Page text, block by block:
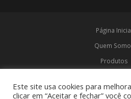
Página
Quem
Produtos
Contato
Este site usa cookies para
clicar em “Aceitar e fechar” você